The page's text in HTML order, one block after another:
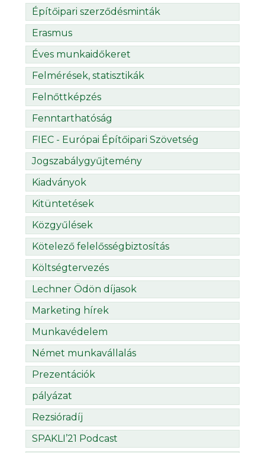
Építőipari szerződésminták
Erasmus
Éves munkaidőkeret
Felmérések, statisztikák
Felnőttképzés
Fenntarthatóság
FIEC - Európai Építőipari Szövetség
Jogszabálygyűjtemény
Kiadványok
Kitüntetések
Közgyűlések
Kötelező felelősségbiztosítás
Költségtervezés
Lechner Ödön díjasok
Marketing hírek
Munkavédelem
Német munkavállalás
Prezentációk
pályázat
Rezsióradíj
SPAKLI’21 Podcast